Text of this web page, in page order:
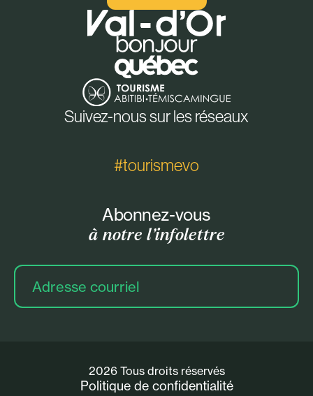
Suivez-nous sur les réseaux
#tourismevo
Abonnez-vous
à notre l’infolettre
Adresse
courriel
2026 Tous droits réservés
Politique de confidentialité